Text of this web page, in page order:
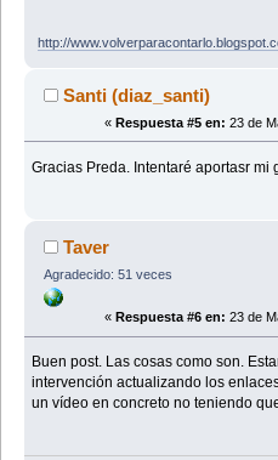
http://
Santi (diaz_santi)
« Respuesta #5 en: 23 de
Gracias Preda. Intentaré aportasr mi
Taver
Agradecido: 51 veces
« Respuesta #6 en: 23 de
Buen post. Las cosas como son.
intervención actualizando los
un vídeo en concreto no teniendo